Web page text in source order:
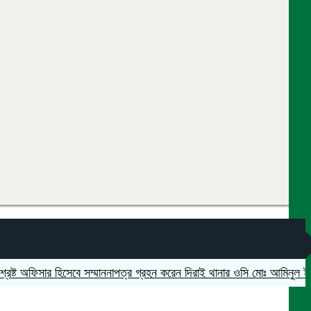
হিসেবে সম্মাননাপত্র গ্রহন করেন দিরাই থানার ওসি মোঃ আমিনুল ইসলাম